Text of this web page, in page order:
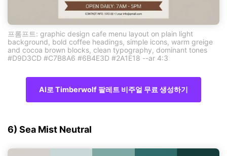
프롬프트: graphic design cafe menu layout on plain light
background, bold coffee headings, simple icons, warm greige
and cocoa brown blocks, clean typography, dominant tones
#D9D3CD #C7B8A6 #6B4E3D #2A1E18 --ar 4:3
AI로 Timberwolf 팔레트 비주얼 무료 생성하기
6) Sea Mist Neutral